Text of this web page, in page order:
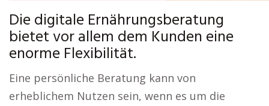
Die digitale Ernährungsberatung
bietet vor allem dem Kunden eine
enorme Flexibilität.
Eine persönliche Beratung kann von
erheblichem Nutzen sein, wenn es um die